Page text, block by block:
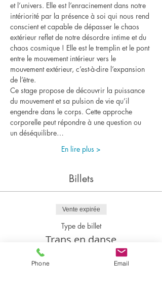
et l’univers. Elle est l’enracinement dans notre
intériorité par la présence à soi qui nous rend
conscient et capable de dépasser le chaos
extérieur reflet de notre désordre intime et du
chaos cosmique ! Elle est le tremplin et le pont
entre le mouvement intérieur vers le
mouvement extérieur, c’est-à-dire l’expansion
de l’être.
Ce stage propose de découvrir la puissance
du mouvement et sa pulsion de vie qu’il
engendre dans le corps. Cette approche
corporelle peut répondre à une question ou
un déséquilibre…
En lire plus >
Billets
Vente expirée
Type de billet
Trans en danse
Phone Email